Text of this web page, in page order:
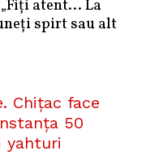
atent… La
spirt sau alt
Chițac face
50
yahturi